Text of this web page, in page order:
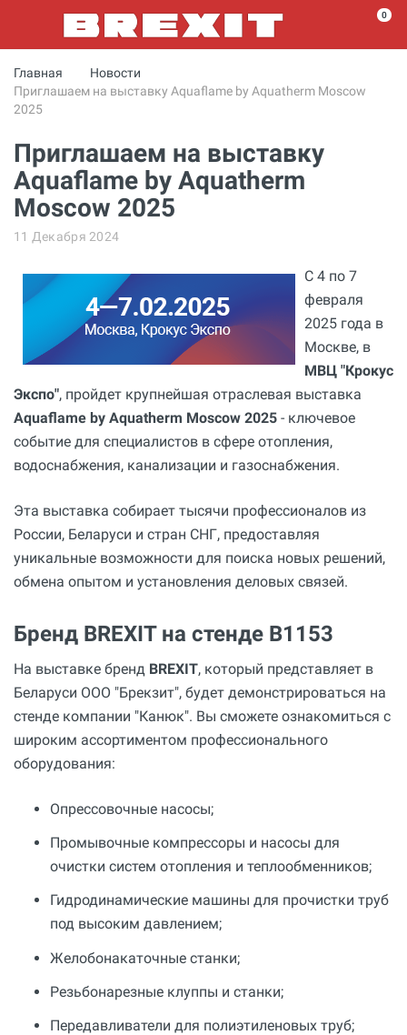
0
Главная
Новости
Приглашаем на выставку Aquaflame by Aquatherm Moscow
2025
Приглашаем на выставку
Aquaflame by Aquatherm
Moscow 2025
11 Декабря 2024
С 4 по 7
февраля
2025 года в
Москве, в
МВЦ "Крокус
Экспо", пройдет крупнейшая отраслевая выставка
Aquaflame by Aquatherm Moscow 2025 - ключевое
событие для специалистов в сфере отопления,
водоснабжения, канализации и газоснабжения.
Эта выставка собирает тысячи профессионалов из
России, Беларуси и стран СНГ, предоставляя
уникальные возможности для поиска новых решений,
обмена опытом и установления деловых связей.
Бренд BREXIT на стенде B1153
На выставке бренд BREXIT, который представляет в
Беларуси ООО "Брекзит", будет демонстрироваться на
стенде компании "Канюк". Вы сможете ознакомиться с
широким ассортиментом профессионального
оборудования:
Опрессовочные насосы;
Промывочные компрессоры и насосы для
очистки систем отопления и теплообменников;
Гидродинамические машины для прочистки труб
под высоким давлением;
Желобонакаточные станки;
Резьбонарезные клуппы и станки;
Передавливатели для полиэтиленовых труб;